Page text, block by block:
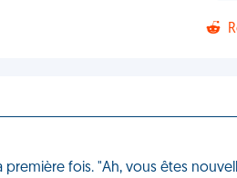
fois. "Ah, vous êtes